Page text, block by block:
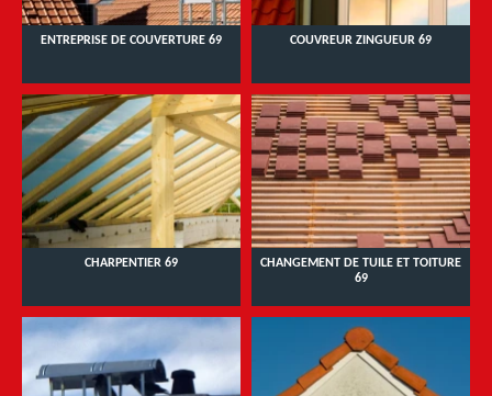
ENTREPRISE DE COUVERTURE 69 COUVREUR ZINGUEUR 69
CHARPENTIER 69
CHANGEMENT DE TUILE ET TOITURE
69